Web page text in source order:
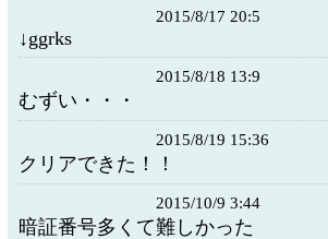
2015/8/17 20:5
↓ggrks
2015/8/18 13:9
むずい・・・
2015/8/19 15:36
クリアできた！！
2015/10/9 3:44
暗証番号多くて難しかった